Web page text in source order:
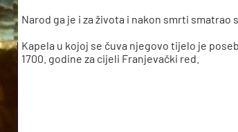
Narod ga je i za života i nakon smrti
Kapela u kojoj se čuva njegovo tijelo je
1700. godine za cijeli Franjevački red.